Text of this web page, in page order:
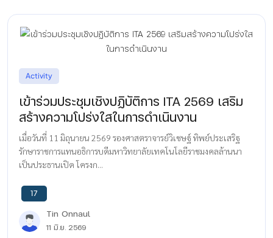
Activity
เข้าร่วมประชุมเชิงปฏิบัติการ ITA 2569 เสริม
สร้างความโปร่งใสในการดำเนินงาน
เมื่อวันที่ 11 มิถุนายน 2569 รองศาสตราจารย์วิเชษฐ์ ทิพย์ประเสริฐ
รักษาราชการแทนอธิการบดีมหาวิทยาลัยเทคโนโลยีราชมงคลล้านนา
เป็นประธานเปิด โครงก...
17
Tin Onnaul
11 มิ.ย. 2569